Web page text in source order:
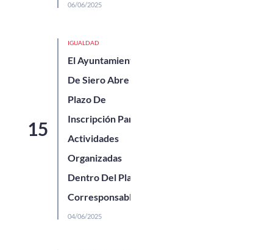
06/06/2025
IGUALDAD
El Ayuntamiento
De Siero Abre
Plazo De
Inscripción Para
Actividades
Organizadas
Dentro Del Plan
Corresponsables
04/06/2025